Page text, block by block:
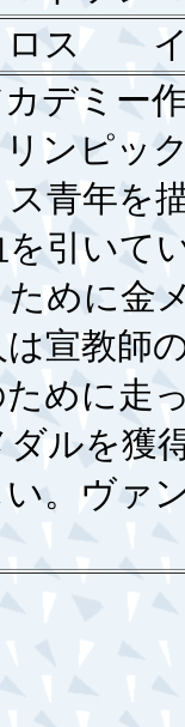
ス イ
デミー
ンピッ
青年を
引いて
めに金
宣教師
めに走
ルを獲
。ヴァ